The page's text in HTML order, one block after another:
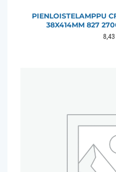
PIENLOISTELAMPPU
38X414MM 827
8,43